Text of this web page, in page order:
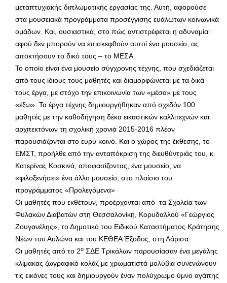
μεταπτυχιακής διπλωματικής εργασίας της. Αυτή, αφορούσε
στα μουσειακά προγράμματα προσέγγισης ευάλωτων κοινωνικά
ομάδων. Και, ουσιαστικά, στο πώς αντιστρέφεται η αδυναμία:
αφού δεν μπορούν να επισκεφθούν αυτοί ένα μουσείο, ας
αποκτήσουν το δικό τους – το ΜΕΣΑ.
Το οποίο είναι ένα μουσείο σύγχρονης τέχνης, που σχεδιάζεται
από τους ίδιους τους μαθητές και διαμορφώνεται με τα δικά
τους έργα, με στόχο την επικοινωνία των «μέσα» με τους
«έξω». Τα έργα τέχνης δημιουργήθηκαν από σχεδόν 100
μαθητές με την καθοδήγηση δέκα εικαστικών καλλιτεχνών και
αρχιτεκτόνων τη σχολική χρονιά 2015-2016 πλέον
παρουσιάζονται στο ευρύ κοινό. Και ο χώρος της έκθεσης, το
ΕΜΣΤ, προήλθε από την ανταπόκριση της διευθύντριάς του, κ.
Κατερίνας Κοσκινά, αποφασίζοντας, ένα μουσείο, να
«φιλοξενήσει» ένα άλλο μουσείο, στο πλαίσιο του
προγράμματος «Προλεγόμενα»
Οι μαθητές που εκθέτουν, προέρχονται από τα Σχολεία των
Φυλακών Διαβατών στη Θεσσαλονίκη, Κορυδαλλού «Γεώργιος
Ζουγανέλης», το Δημοτικό του Ειδικού Καταστήματος Κράτησης
Νέων του Αυλώνα και του ΚΕΘΕΑ Έξοδος, στη Λάρισα.
Οι μαθητές από το 2ο ΣΔΕ Τρικάλων παρουσίασαν ένα μεγάλης
κλίμακας ζωγραφικό κολάζ με χρωματιστά μολύβια συνενώνουν
τις εικόνες τους και δημιουργούν έναν πολύχρωμο ύμνο αγάπης